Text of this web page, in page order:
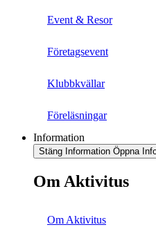
Event & Resor
Företagsevent
Klubbkvällar
Föreläsningar
Information
Stäng Information Öppna
Om Aktivitus
Om Aktivitus